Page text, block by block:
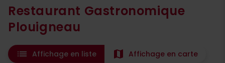
Restaurant Gastronomique
Plouigneau
list Affichage en liste map Affichage en carte